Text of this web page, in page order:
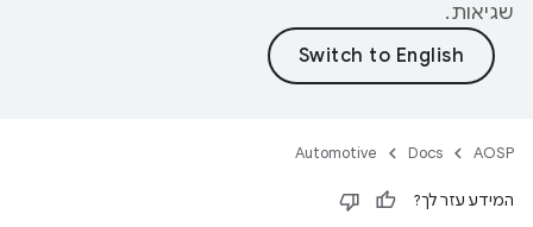
שגיאות.
AOSP
Docs
Automotive
המידע עזר לך?